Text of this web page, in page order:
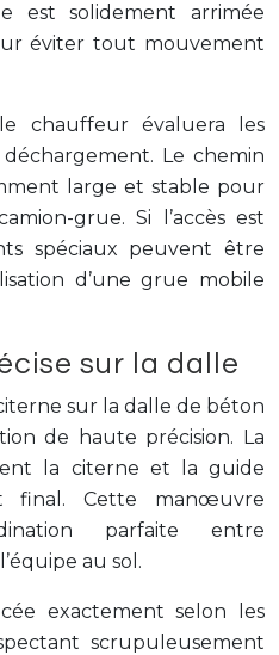
est solidement arrimée
éviter tout mouvement
chauffeur évaluera les
Le chemin
large et stable pour
grue. Si l’accès est
spéciaux peuvent être
d’une grue mobile
sur la dalle
sur la dalle de béton
de haute précision. La
la citerne et la guide
final. Cette manœuvre
parfaite entre
au sol.
exactement selon les
scrupuleusement